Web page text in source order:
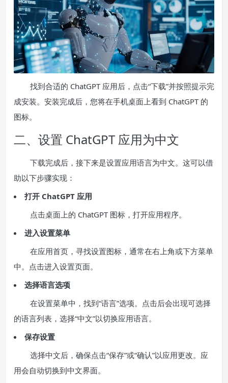
找到合适的 ChatGPT 应用后，点击“下载”并按照提示完
成安装。安装完成后，您将在手机桌面上看到 ChatGPT 的
图标。
二、设置 ChatGPT 应用为中文
下载完成后，接下来是设置应用语言为中文。这可以借
助以下步骤实现：
打开 ChatGPT 应用
点击桌面上的 ChatGPT 图标，打开应用程序。
进入设置菜单
在应用首页，寻找设置图标，通常在右上角或下方菜单
中。点击进入设置页面。
选择语言选项
在设置菜单中，找到“语言”选项。点击后会出现可选择
的语言列表，选择“中文”以切换应用语言。
保存设置
选择中文后，确保点击“保存”或“确认”以应用更改。应
用会自动切换到中文界面。